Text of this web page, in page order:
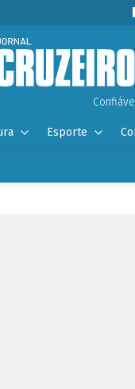
Esporte